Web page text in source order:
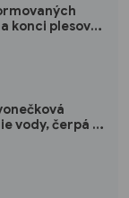
konci plesové
vody, čerpá z